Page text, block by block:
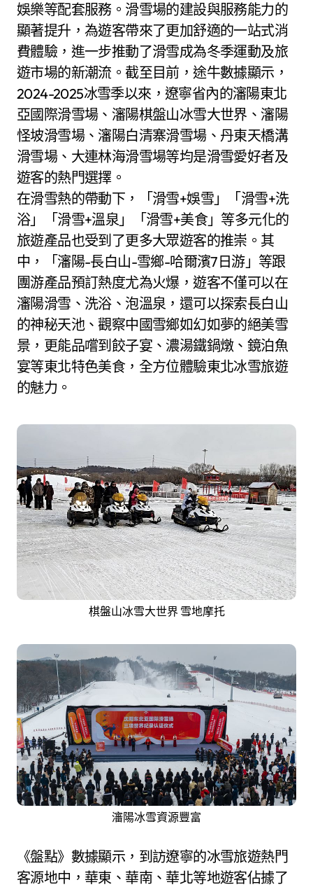
娛樂等配套服務。滑雪場的建設與服務能力的
顯著提升，為遊客帶來了更加舒適的一站式消
費體驗，進一步推動了滑雪成為冬季運動及旅
遊市場的新潮流。截至目前，途牛數據顯示，
2024-2025冰雪季以來，遼寧省內的瀋陽東北
亞國際滑雪場、瀋陽棋盤山冰雪大世界、瀋陽
怪坡滑雪場、瀋陽白清寨滑雪場、丹東天橋溝
滑雪場、大連林海滑雪場等均是滑雪愛好者及
遊客的熱門選擇。
在滑雪熱的帶動下，「滑雪+娛雪」「滑雪+洗
浴」「滑雪+溫泉」「滑雪+美食」等多元化的
旅遊產品也受到了更多大眾遊客的推崇。其
中，「瀋陽-長白山-雪鄉-哈爾濱7日游」等跟
團游產品預訂熱度尤為火爆，遊客不僅可以在
瀋陽滑雪、洗浴、泡溫泉，還可以探索長白山
的神秘天池、觀察中國雪鄉如幻如夢的絕美雪
景，更能品嚐到餃子宴、濃湯鐵鍋燉、鏡泊魚
宴等東北特色美食，全方位體驗東北冰雪旅遊
的魅力。
棋盤山冰雪大世界 雪地摩托
瀋陽冰雪資源豐富
《盤點》數據顯示，到訪遼寧的冰雪旅遊熱門
客源地中，華東、華南、華北等地遊客佔據了